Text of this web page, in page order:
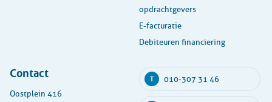
opdrachtgevers
E-facturatie
Debiteuren financiering
Contact
Oostplein 416
T 010-307 31 46